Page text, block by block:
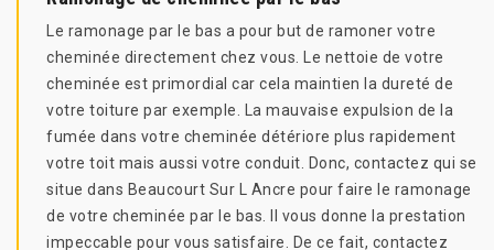
Le ramonage par le bas a pour but de ramoner votre
cheminée directement chez vous. Le nettoie de votre
cheminée est primordial car cela maintien la dureté de
votre toiture par exemple. La mauvaise expulsion de la
fumée dans votre cheminée détériore plus rapidement
votre toit mais aussi votre conduit. Donc, contactez qui se
situe dans Beaucourt Sur L Ancre pour faire le ramonage
de votre cheminée par le bas. Il vous donne la prestation
impeccable pour vous satisfaire. De ce fait, contactez